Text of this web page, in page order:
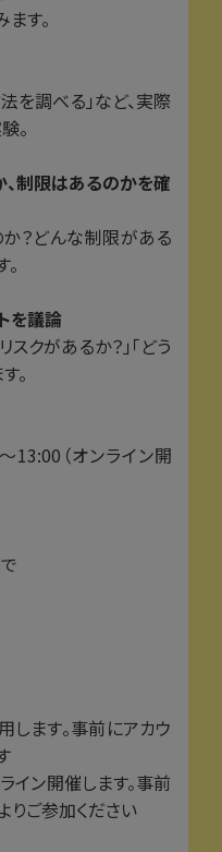
す。
を調べる」など、実際
。
、制限はあるのかを確
？どんな制限がある
を議論
クがあるか？」「どう
。
13:00（オンライン開
します。事前にアカウ
イン開催します。事前
ご参加ください